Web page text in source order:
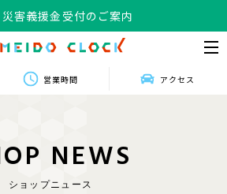
害義援金受付のご案内
営業時間 アクセス
OP NEWS
ショップニュース